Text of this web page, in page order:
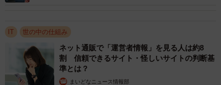
IT 世の中の仕組み
ネット通販で「運営者情報」を見る人は約8
割 信頼できるサイト・怪しいサイトの判断基
準とは？
まいどなニュース情報部